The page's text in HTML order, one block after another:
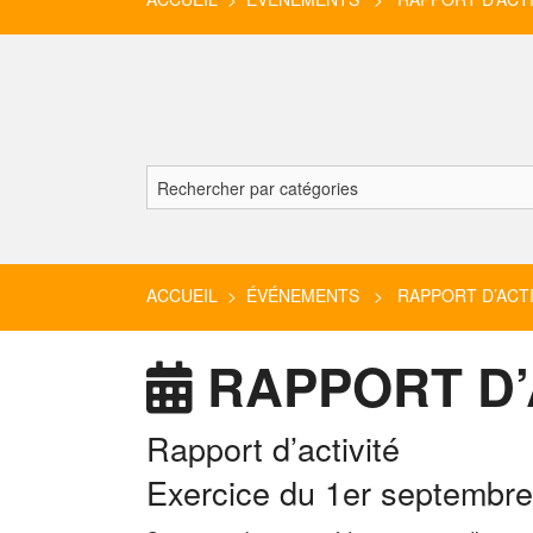
ACCUEIL > ÉVÉNEMENTS > RAPPORT
RAPPORT
Rapport d’activité
Exercice du 1er